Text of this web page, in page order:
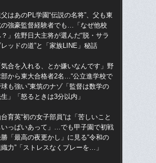
はあのPL学園“伝説の名将”、父も東
強豪監督経験者でも…「なぜ他校
」佐野日大主将が選んだ“脱・サラ
レッドの道”と「家族LINE」秘話
気合を入れる、とか嫌いなんです」野
から東大合格者2名…“公立進学校で
球も強い”東筑のナゾ「監督は数学の
」「怒るときは3分以内」
育英“初の女子部員”は「苦しいこと
いっぱいあって」…でも甲子園で初戦
「最高の夜更かし」に見る“令和の
力”「ストレスなくプレーを…」